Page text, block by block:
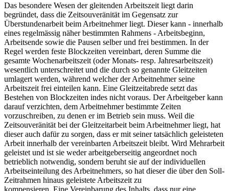
Das besondere Wesen der gleitenden Arbeitszeit liegt darin
begründet, dass die Zeitsouveränität im Gegensatz zur
Überstundenarbeit beim Arbeitnehmer liegt. Dieser kann - innerhalb
eines regelmässig näher bestimmten Rahmens - Arbeitsbeginn,
Arbeitsende sowie die Pausen selber und frei bestimmen. In der
Regel werden feste Blockzeiten vereinbart, deren Summe die
gesamte Wochenarbeitszeit (oder Monats- resp. Jahresarbeitszeit)
wesentlich unterschreitet und die durch so genannte Gleitzeiten
umlagert werden, während welcher der Arbeitnehmer seine
Arbeitszeit frei einteilen kann. Eine Gleitzeitabrede setzt das
Bestehen von Blockzeiten indes nicht voraus. Der Arbeitgeber kann
darauf verzichten, dem Arbeitnehmer bestimmte Zeiten
vorzuschreiben, zu denen er im Betrieb sein muss. Weil die
Zeitsouveränität bei der Gleitzeitarbeit beim Arbeitnehmer liegt, hat
dieser auch dafür zu sorgen, dass er mit seiner tatsächlich geleisteten
Arbeit innerhalb der vereinbarten Arbeitszeit bleibt. Wird Mehrarbeit
geleistet und ist sie weder arbeitgeberseitig angeordnet noch
betrieblich notwendig, sondern beruht sie auf der individuellen
Arbeitseinteilung des Arbeitnehmers, so hat dieser die über den Soll-
Zeitrahmen hinaus geleistete Arbeitszeit zu
kompensieren. Eine Vereinbarung des Inhalts, dass nur eine